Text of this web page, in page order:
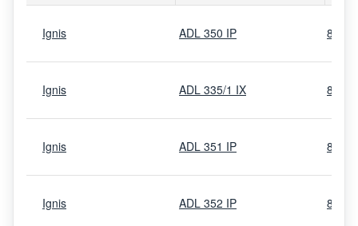
Ignis ADL 350 IP
Ignis ADL 335/1 IX
Ignis ADL 351 IP
Ignis ADL 352 IP